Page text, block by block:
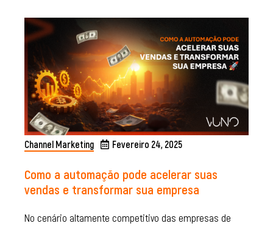
Channel Marketing Fevereiro 24, 2025
Como a automação pode acelerar suas
vendas e transformar sua empresa
No cenário altamente competitivo das empresas de